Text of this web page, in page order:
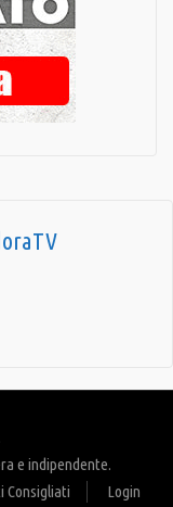
e indipendente.
Consigliati Login